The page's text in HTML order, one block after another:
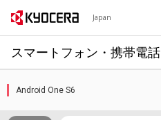
Japan
スマートフォン・携帯電話
Android One S6